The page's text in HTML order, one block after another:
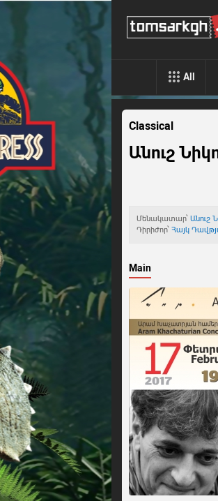
All
Classical
Անուշ
Մենակատար՝ Անուշ
Դիրիժոր՝ Հայկ
Main